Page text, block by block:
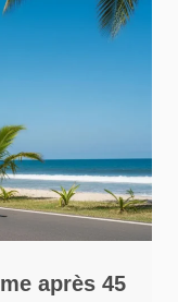
après 45